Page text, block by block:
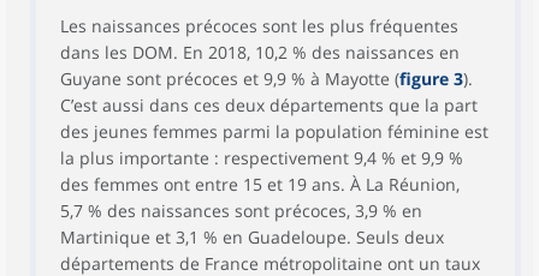
Les naissances précoces sont les plus fréquentes
dans les DOM. En 2018, 10,2 % des naissances en
Guyane sont précoces et 9,9 % à Mayotte (figure 3).
C’est aussi dans ces deux départements que la part
des jeunes femmes parmi la population féminine est
la plus importante : respectivement 9,4 % et 9,9 %
des femmes ont entre 15 et 19 ans. À La Réunion,
5,7 % des naissances sont précoces, 3,9 % en
Martinique et 3,1 % en Guadeloupe. Seuls deux
départements de France métropolitaine ont un taux